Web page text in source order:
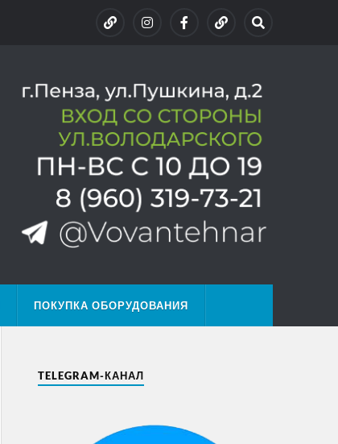
ПОКУПКА ОБОРУДОВАНИЯ
TELEGRAM-КАНАЛ